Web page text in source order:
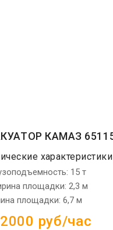
КАМАЗ
характеристики
15 т
площадки: 2,3 м
площадки: 6,7 м
руб/час